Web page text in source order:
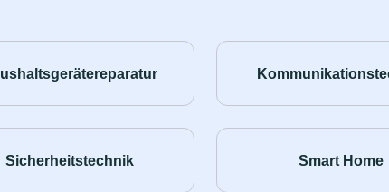
Sicherheitstechnik Smart Home